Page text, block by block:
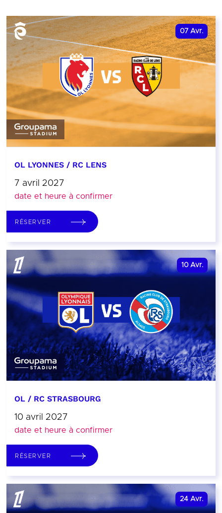
07 Avr.
OL LYONNES / RC LENS
7 avril 2027
date et heure à confirmer
RÉSERVER
10 Avr.
OL / RC STRASBOURG
10 avril 2027
date et heure à confirmer
RÉSERVER
24 Avr.